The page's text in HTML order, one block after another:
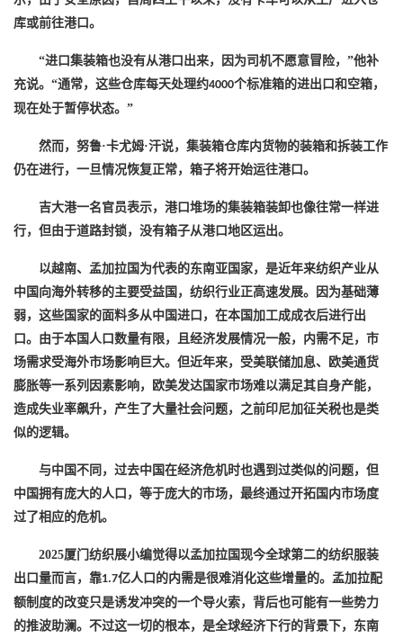
库或前往港口。
“进口集装箱也没有从港口出来，因为司机不愿意冒险，”他补
充说。“通常，这些仓库每天处理约4000个标准箱的进出口和空箱，
现在处于暂停状态。”
然而，努鲁·卡尤姆·汗说，集装箱仓库内货物的装箱和拆装工作
仍在进行，一旦情况恢复正常，箱子将开始运往港口。
吉大港一名官员表示，港口堆场的集装箱装卸也像往常一样进
行，但由于道路封锁，没有箱子从港口地区运出。
以越南、孟加拉国为代表的东南亚国家，是近年来纺织产业从
中国向海外转移的主要受益国，纺织行业正高速发展。因为基础薄
弱，这些国家的面料多从中国进口，在本国加工成成衣后进行出
口。由于本国人口数量有限，且经济发展情况一般，内需不足，市
场需求受海外市场影响巨大。但近年来，受美联储加息、欧美通货
膨胀等一系列因素影响，欧美发达国家市场难以满足其自身产能，
造成失业率飙升，产生了大量社会问题，之前印尼加征关税也是类
似的逻辑。
与中国不同，过去中国在经济危机时也遇到过类似的问题，但
中国拥有庞大的人口，等于庞大的市场，最终通过开拓国内市场度
过了相应的危机。
2025厦门纺织展小编觉得以孟加拉国现今全球第二的纺织服装
出口量而言，靠1.7亿人口的内需是很难消化这些增量的。孟加拉配
额制度的改变只是诱发冲突的一个导火索，背后也可能有一些势力
的推波助澜。不过这一切的根本，是全球经济下行的背景下，东南